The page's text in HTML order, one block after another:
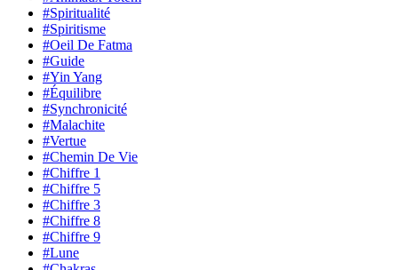
#Spiritualité
#Spiritisme
#Oeil De Fatma
#Guide
#Yin Yang
#Équilibre
#Synchronicité
#Malachite
#Vertue
#Chemin De Vie
#Chiffre 1
#Chiffre 5
#Chiffre 3
#Chiffre 8
#Chiffre 9
#Lune